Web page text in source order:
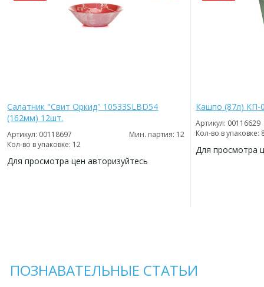
Салатник "Свит Оркид" 10533SLBD54
(162мм) 12шт.
Артикул: 00118697
Мин. партия: 12
Кол-во в упаковке: 12
Для просмотра цен авторизуйтесь
Кашпо (87л) КП-
Артикул: 00116629
Кол-во в упаковке:
Для просмотра
ПОЗНАВАТЕЛЬНЫЕ СТАТЬИ